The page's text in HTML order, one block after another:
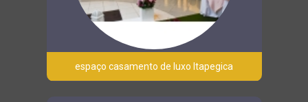
espaço casamento de luxo Itapegica